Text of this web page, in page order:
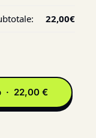
22,00€
· 22,00 €